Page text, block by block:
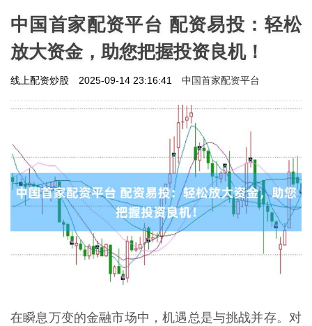
中国首家配资平台 配资易投：轻松
放大资金，助您把握投资良机！
线上配资炒股 2025-09-14 23:16:41 中国首家配资平台
在瞬息万变的金融市场中，机遇总是与挑战并存。对